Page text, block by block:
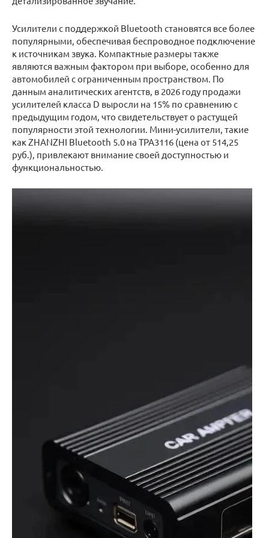
Усилители с поддержкой Bluetooth становятся все более
популярными, обеспечивая беспроводное подключение
к источникам звука. Компактные размеры также
являются важным фактором при выборе, особенно для
автомобилей с ограниченным пространством. По
данным аналитических агентств, в 2026 году продажи
усилителей класса D выросли на 15% по сравнению с
предыдущим годом, что свидетельствует о растущей
популярности этой технологии. Мини-усилители, такие
как ZHANZHI Bluetooth 5.0 на TPA3116 (цена от 514,25
руб.), привлекают внимание своей доступностью и
функциональностью.